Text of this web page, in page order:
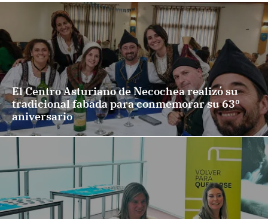
El Centro Asturiano de Necochea realizó su
tradicional fabada para conmemorar su 63º
aniversario